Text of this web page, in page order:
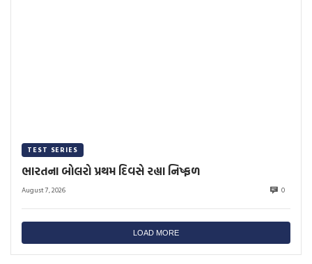
TEST SERIES
ભારતના બોલરો પ્રથમ દિવસે રહ્યા નિષ્ફળ
August 7, 2026 0
LOAD MORE